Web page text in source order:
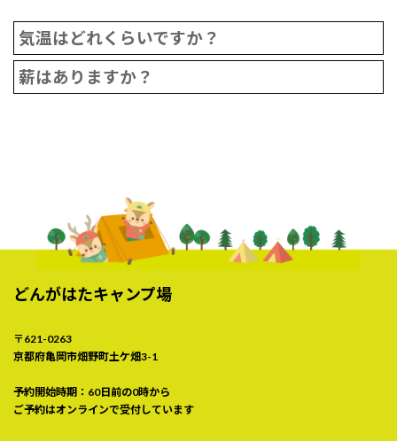
気温はどれくらいですか？
薪はありますか？
どんがはたキャンプ場
〒621-0263
京都府亀岡市畑野町土ケ畑3-1
予約開始時期：60日前の0時から
ご予約はオンラインで受付しています